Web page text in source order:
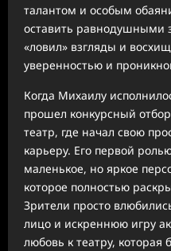
талантом и особым
оставить равнодушными
«ловил» взгляды и
уверенностью и
Когда Михаилу
прошел конкурсный
театр, где начал свою
карьеру. Его первой
маленькое, но яркое
которое полностью
Зрители просто
лицо и искреннюю игру
любовь к театру,